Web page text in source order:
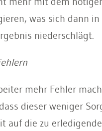
was sich dann in
niederschlägt.
mehr Fehler
dieser weniger
auf die zu